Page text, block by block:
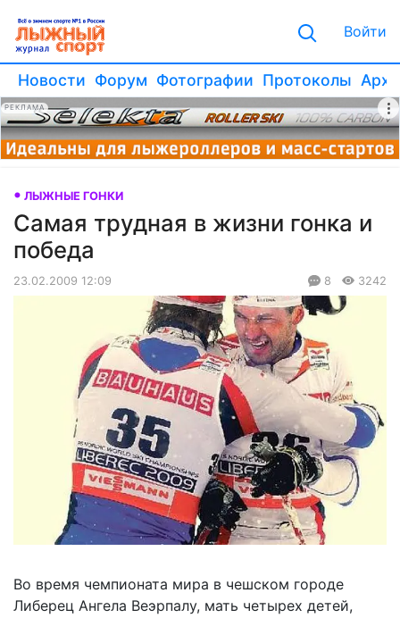
Войти
Новости Форум Фотографии Протоколы
РЕКЛАМА
ЛЫЖНЫЕ ГОНКИ
Cамая трудная в жизни гонка и
победа
23.02.2009 12:09 8 3242
Во время чемпионата мира в чешском городе
Либерец Ангела Веэрпалу, мать четырех детей,